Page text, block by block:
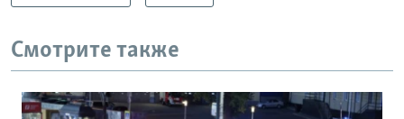
Смотрите также